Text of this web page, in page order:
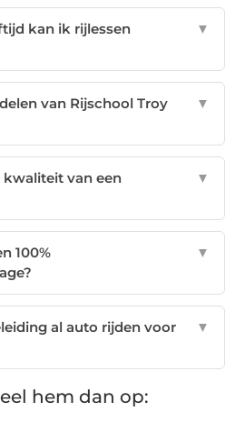
kan ik rijlessen
▼
van Rijschool Troy
▼
kwaliteit van een
▼
100%
▼
al auto rijden voor
▼
hem dan op: